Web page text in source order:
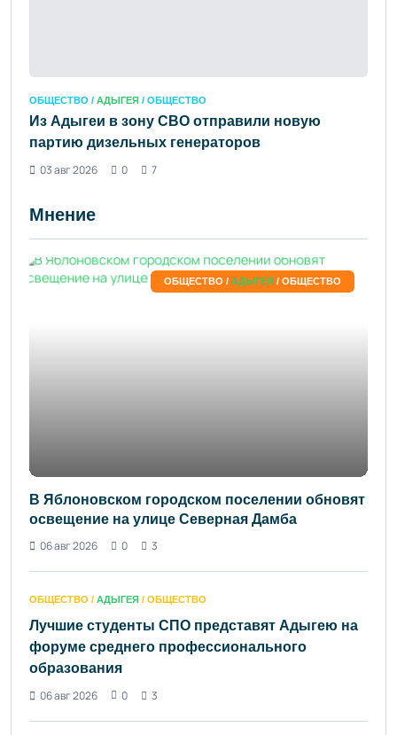
ОБЩЕСТВО / АДЫГЕЯ / ОБЩЕСТВО
Из Адыгеи в зону СВО отправили новую
партию дизельных генераторов
03 авг 2026
0 7
Мнение
ОБЩЕСТВО / АДЫГЕЯ / ОБЩЕСТВО
В Яблоновском городском поселении обновят
освещение на улице Северная Дамба
06 авг 2026
0 3
ОБЩЕСТВО / АДЫГЕЯ / ОБЩЕСТВО
Лучшие студенты СПО представят Адыгею на
форуме среднего профессионального
образования
06 авг 2026
0 3